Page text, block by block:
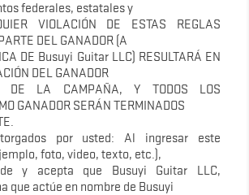
federales, estatales y
VIOLACIÓN DE ESTAS REGLAS
DEL GANADOR (A
DE Busuyi Guitar LLC) RESULTARÁ EN
DEL GANADOR
DE LA CAMPAÑA, Y TODOS LOS
GANADOR SERÁN TERMINADOS
por usted: Al ingresar este
foto, video, texto, etc.),
y acepta que Busuyi Guitar LLC,
que actúe en nombre de Busuyi